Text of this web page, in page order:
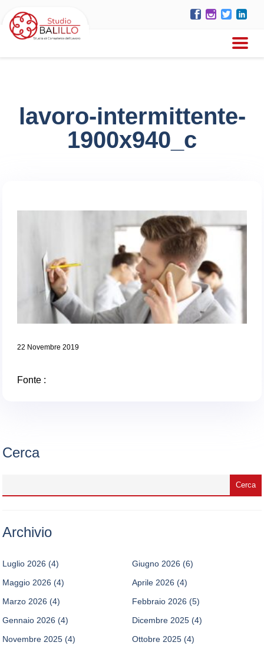
lavoro-intermittente-
1900x940_c
22 Novembre 2019
Fonte :
Cerca
Archivio
Luglio 2026 (4) Giugno 2026 (6)
Maggio 2026 (4) Aprile 2026 (4)
Marzo 2026 (4) Febbraio 2026 (5)
Gennaio 2026 (4) Dicembre 2025 (4)
Novembre 2025 (4) Ottobre 2025 (4)